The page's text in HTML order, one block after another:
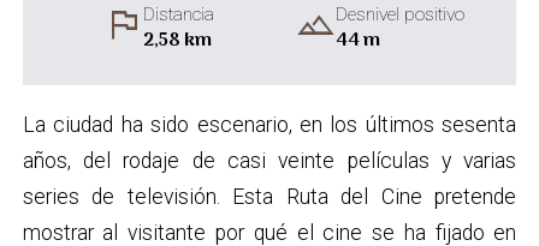
flag Distancia
2,58 km landscapeDesnivel positivo
44 m
La ciudad ha sido escenario, en los últimos sesenta
años, del rodaje de casi veinte películas y varias
series de televisión. Esta Ruta del Cine pretende
mostrar al visitante por qué el cine se ha fijado en